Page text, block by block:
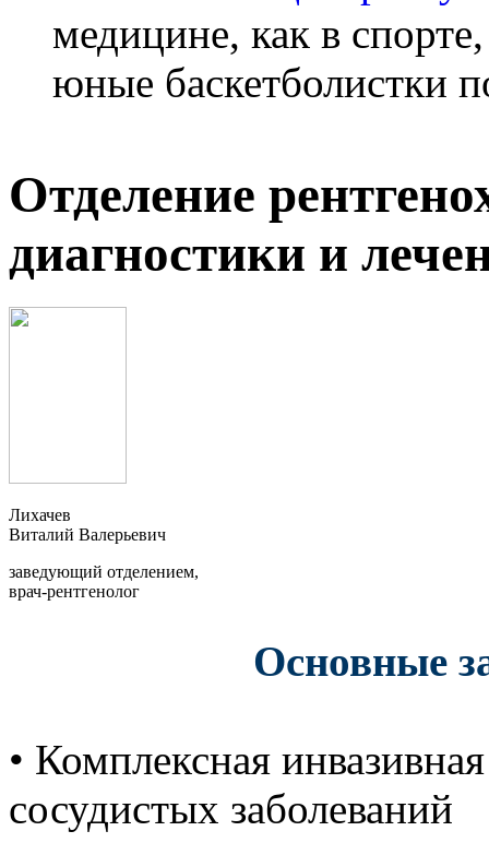
медицине, как в
юные баскетболистки
Отделение
диагностики и
Лихачев
Виталий Валерьевич
заведующий отделением,
врач-рентгенолог
Основные
• Комплексная
сосудистых заболеваний